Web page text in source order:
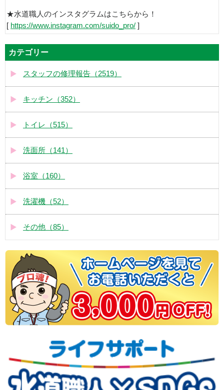
★水道職人のインスタグラムはこちらから！
[ https://www.instagram.com/suido_pro/ ]
カテゴリー
スタッフの修理報告（2519）
キッチン（352）
トイレ（515）
洗面所（141）
浴室（160）
洗濯機（52）
その他（85）